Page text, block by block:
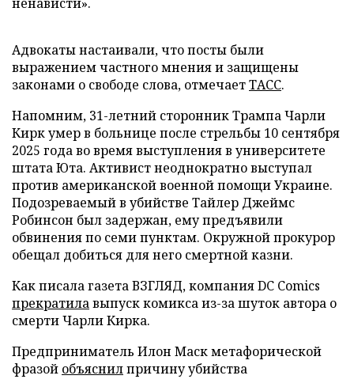
Адвокаты настаивали, что посты были
выражением частного мнения и защищены
законами о свободе слова, отмечаетТАСС.
Напомним, 31-летний сторонник Трампа Чарли
Кирк умер в больнице после стрельбы 10 сентября
2025 года во время выступления в университете
штата Юта. Активист неоднократно выступал
против американской военной помощи Украине.
Подозреваемый в убийстве Тайлер Джеймс
Робинсон был задержан, ему предъявили
обвинения по семи пунктам. Окружной прокурор
обещал добиться для него смертной казни.
Как писала газета ВЗГЛЯД, компания DC Comics
прекратилавыпуск комикса из-за шуток автора о
смерти Чарли Кирка.
Предприниматель Илон Маск метафорической
фразой объяснилпричину убийства